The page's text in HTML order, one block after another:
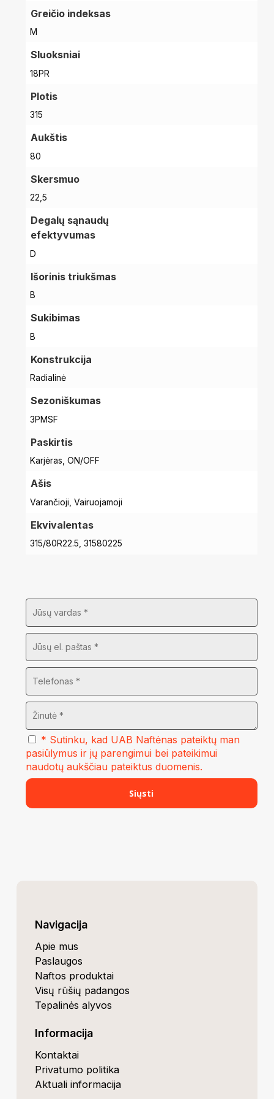
Greičio indeksas
M
Sluoksniai
18PR
Plotis
315
Aukštis
80
Skersmuo
22,5
Degalų sąnaudų
efektyvumas
D
Išorinis triukšmas
B
Sukibimas
B
Konstrukcija
Radialinė
Sezoniškumas
3PMSF
Paskirtis
Karjėras, ON/OFF
Ašis
Varančioji, Vairuojamoji
Ekvivalentas
315/80R22.5, 31580225
* Sutinku, kad UAB Naftėnas pateiktų man
pasiūlymus ir jų parengimui bei pateikimui
naudotų aukščiau pateiktus duomenis.
Navigacija
Apie mus
Paslaugos
Naftos produktai
Visų rūšių padangos
Tepalinės alyvos
Informacija
Kontaktai
Privatumo politika
Aktuali informacija